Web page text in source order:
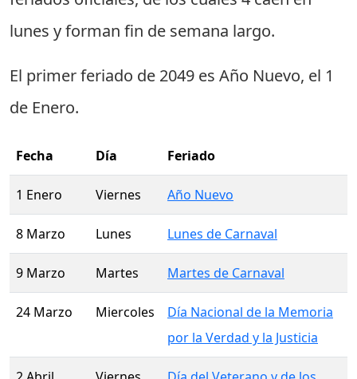
lunes y forman fin de semana largo.
El primer feriado de 2049 es Año Nuevo, el 1
de Enero.
Fecha Día Feriado
1 Enero Viernes Año Nuevo
8 Marzo Lunes Lunes de Carnaval
9 Marzo Martes Martes de Carnaval
24 Marzo Miercoles
Día Nacional de la Memoria
por la Verdad y la Justicia